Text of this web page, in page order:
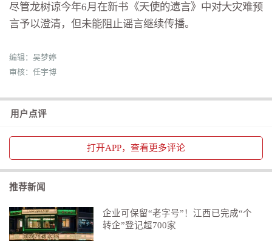
尽管龙树谅今年6月在新书《天使的遗言》中对大灾难预
言予以澄清，但未能阻止谣言继续传播。
编辑：吴梦婷
审核：任宇博
用户点评
打开APP，查看更多评论
推荐新闻
企业可保留“老字号”！江西已完成“个
转企”登记超700家